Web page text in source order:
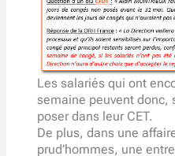
Les salariés qui ont
semaine peuvent donc,
poser dans leur CET.
De plus, dans une
prud’hommes, une